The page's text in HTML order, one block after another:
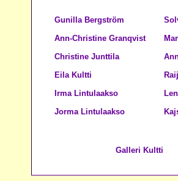
Gunilla Bergström
Ann-Christine Granqvist
Christine Junttila
Eila Kultti
Irma Lintulaakso
Jorma Lintulaakso
Galleri Kultti